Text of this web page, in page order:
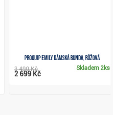
ProQuip Emily dámská bunda, růžová
Skladem2ks
3 490 Kč
2 699 Kč